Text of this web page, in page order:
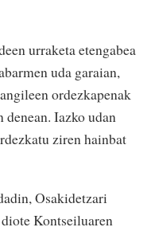
urraketa etengabea
uda garaian,
ordezkapenak
denean. Iazko udan
ziren hainbat
Osakidetzari
Kontseiluaren